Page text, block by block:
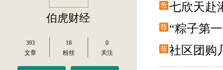
伯虎财经
393
文章
18
粉丝
0
关注
七欣天赴
“粽子第
社区团购